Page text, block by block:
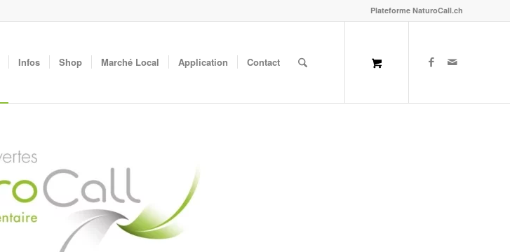
Plateforme NaturoCall.ch
Infos Shop Marché Local Application Contact